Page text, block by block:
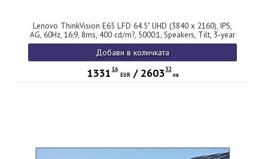
Lenovo ThinkVision E65 LFD 64.5" UHD (3840 x 2160), IPS,
AG, 60Hz, 16:9, 8ms, 400 cd/m?, 5000:1, Speakers, Tilt, 3-year
Добави в количката
1331 16
EUR/ 2603 52
лв